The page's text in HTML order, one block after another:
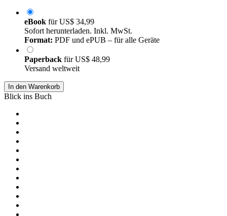
eBook fürUS$ 34,99
Sofort herunterladen. Inkl. MwSt.
Format: PDF und ePUB – für alle Geräte
Paperback fürUS$ 48,99
Versand weltweit
In den Warenkorb
Blick ins Buch